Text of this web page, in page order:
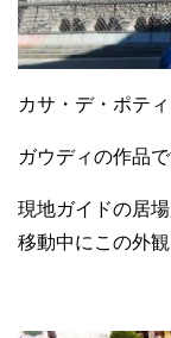
カサ・デ・ポテ
ガウディの作品で
現地ガイドの居
移動中にこの外